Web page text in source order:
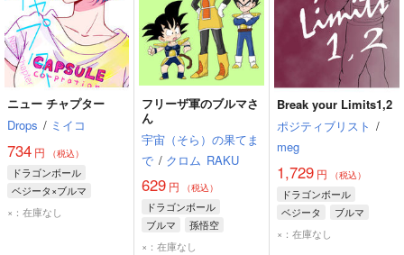
ニュー チャプター
Drops / ミイコ
734 円 （税込）
ドラゴンボール
ベジータ×ブルマ
ベジータ
×：在庫なし
フリーザ軍のブルマさ
ん
宇宙（そら）の果てま
で / クロム RAKU
629 円 （税込）
ドラゴンボール
ブルマ
孫悟空
ベジータ
×：在庫なし
Break your Limits1,2
ポジティブリスト /
meg
1,729円 （税込）
ドラゴンボール
ベジータ
ブルマ
フュー
×：在庫なし